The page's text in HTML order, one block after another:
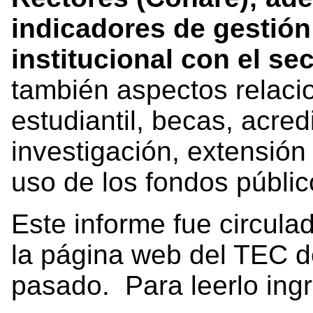
indicadores de
institucional con el
también aspectos
estudiantil, becas,
investigación,
uso de los fondos
Este informe fue
la página web del TEC
pasado. Para leerlo